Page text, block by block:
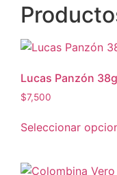
Lucas Panzón 38g
$7,500
Seleccionar